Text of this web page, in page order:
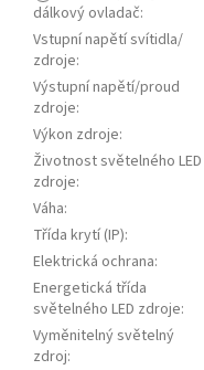
dálkový ovladač:
Vstupní napětí svítidla/
zdroje:
Výstupní napětí/proud
zdroje:
Výkon zdroje:
Životnost světelného LED
zdroje:
Váha:
Třída krytí (IP):
Elektrická ochrana:
Energetická třída
světelného LED zdroje:
Vyměnitelný světelný
zdroj: